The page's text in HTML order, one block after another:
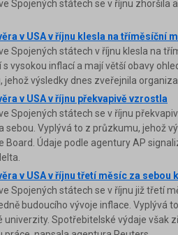
Spojených státech se v říjnu zhoršila
v USA v říjnu klesla na tříměsíční
Spojených státech v říjnu klesla na
vysokou inflací a mají větší obavy
jehož výsledky dnes zveřejnila
v USA v říjnu překvapivě vzrostla
Spojených státech se v říjnu
sebou. Vyplývá to z průzkumu, jehož
Board. Údaje podle agentury AP
v USA v říjnu třetí měsíc za sebou
Spojených státech se v říjnu již třetí
budoucího vývoje inflace. Vyplývá
univerzity. Spotřebitelské výdaje však